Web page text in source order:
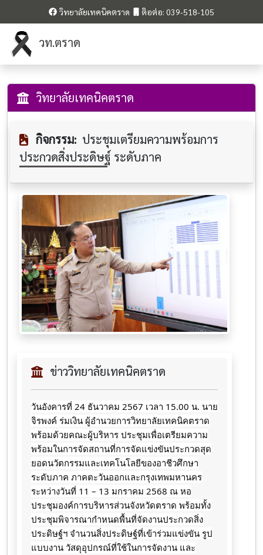
วิทยาลัยเทคนิคตราด ติอต่อ: 039-518-105
วท.ตราด
วิทยาลัยเทคนิคตราด
กิจกรรม: ประชุมเตรียมความพร้อมการ
ประกวดสิ่งประดิษฐ์ ระดับภาค
ข่าววิทยาลัยเทคนิคตราด
วันอังคารที่ 24 ธันวาคม 2567 เวลา 15.00 น. นาย
จิรพงค์ ร่มเงิน ผู้อำนวยการวิทยาลัยเทคนิคตราด
พร้อมด้วยคณะผู้บริหาร ประชุมเพื่อเตรียมความ
พร้อมในการจัดสถานที่การจัดแข่งขันประกวดสุด
ยอดนวัตกรรมและเทคโนโลยีของอาชีวศึกษา
ระดับภาค ภาคตะวันออกและกรุงเทพมหานคร
ระหว่างวันที่ 11 – 13 มกราคม 2568 ณ หอ
ประชุมองค์การบริหารส่วนจังหวัดตราด พร้อมทั้ง
ประชุมพิจารณากำหนดพื้นที่จัดงานประกวดสิ่ง
ประดิษฐ์ฯ จำนวนสิ่งประดิษฐ์ที่เข้าร่วมแข่งขัน รูป
แบบงาน วัสดุอุปกรณ์ที่ใช้ในการจัดงาน และ